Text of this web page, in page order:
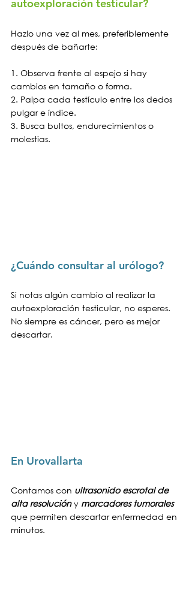
autoexploración testicular?
Hazlo una vez al mes, preferiblemente
después de bañarte:
1. Observa frente al espejo si hay
cambios en tamaño o forma.
2. Palpa cada testículo entre los dedos
pulgar e índice.
3. Busca bultos, endurecimientos o
molestias.
¿Cuándo consultar al urólogo?
Si notas algún cambio al realizar la
autoexploración testicular, no esperes.
No siempre es cáncer, pero es mejor
descartar.
En Urovallarta
Contamos con ultrasonido escrotal de
alta resolución y marcadores tumorales
que permiten descartar enfermedad en
minutos.